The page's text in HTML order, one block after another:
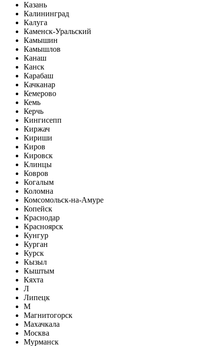
Казань
Калининград
Калуга
Каменск-Уральский
Камышин
Камышлов
Канаш
Канск
Карабаш
Качканар
Кемерово
Кемь
Керчь
Кингисепп
Киржач
Кириши
Киров
Кировск
Клинцы
Ковров
Когалым
Коломна
Комсомольск-на-Амуре
Копейск
Краснодар
Красноярск
Кунгур
Курган
Курск
Кызыл
Кыштым
Кяхта
Л
Липецк
М
Магнитогорск
Махачкала
Москва
Мурманск